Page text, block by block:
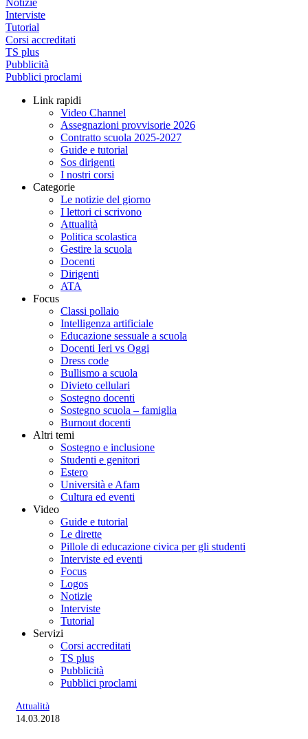
Notizie
Interviste
Tutorial
Corsi accreditati
TS plus
Pubblicità
Pubblici proclami
Link rapidi
Video Channel
Assegnazioni provvisorie 2026
Contratto scuola 2025-2027
Guide e tutorial
Sos dirigenti
I nostri corsi
Categorie
Le notizie del giorno
I lettori ci scrivono
Attualità
Politica scolastica
Gestire la scuola
Docenti
Dirigenti
ATA
Focus
Classi pollaio
Intelligenza artificiale
Educazione sessuale a scuola
Docenti Ieri vs Oggi
Dress code
Bullismo a scuola
Divieto cellulari
Sostegno docenti
Sostegno scuola – famiglia
Burnout docenti
Altri temi
Sostegno e inclusione
Studenti e genitori
Estero
Università e Afam
Cultura ed eventi
Video
Guide e tutorial
Le dirette
Pillole di educazione civica per gli studenti
Interviste ed eventi
Focus
Logos
Notizie
Interviste
Tutorial
Servizi
Corsi accreditati
TS plus
Pubblicità
Pubblici proclami
Attualità
14.03.2018